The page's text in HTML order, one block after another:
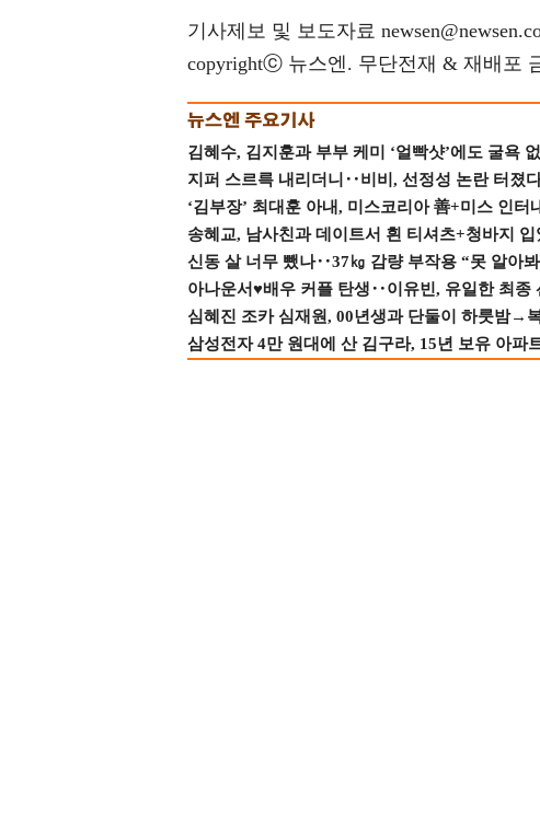
기사제보 및 보도자료
copyrightⓒ 뉴스엔. 무단전재 & 재배포
김혜수, 김지훈과 부부 케미 ‘얼빡샷’에도 굴욕
지퍼 스르륵 내리더니‥비비, 선정성 논란 터졌
‘김부장’ 최대훈 아내, 미스코리아 善+미스 인터
송혜교, 남사친과 데이트서 흰 티셔츠+청바지
신동 살 너무 뺐나‥37㎏ 감량 부작용 “못 알아
아나운서♥배우 커플 탄생‥이유빈, 유일한 최종
심혜진 조카 심재원, 00년생과 단둘이 하룻밤→
삼성전자 4만 원대에 산 김구라, 15년 보유 아파